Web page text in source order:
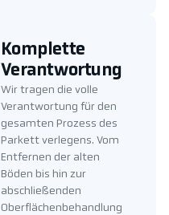
Komplette
Verantwortung
Wir tragen die volle
Verantwortung für den
gesamten Prozess des
Parkett verlegens. Vom
Entfernen der alten
Böden bis hin zur
abschließenden
Oberflächenbehandlung